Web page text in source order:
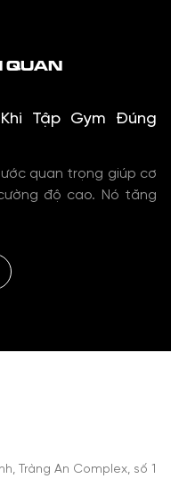
QUAN
Tập Gym Đúng
quan trọng giúp cơ
độ cao. Nó tăng
Tràng An Complex, số 1